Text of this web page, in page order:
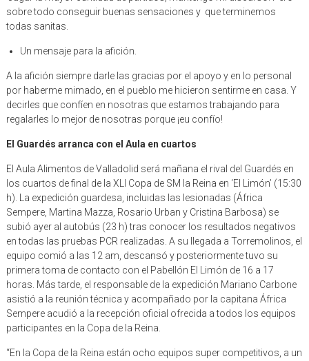
sobre todo conseguir buenas sensaciones y que terminemos
todas sanitas.
Un mensaje para la afición.
A la afición siempre darle las gracias por el apoyo y en lo personal
por haberme mimado, en el pueblo me hicieron sentirme en casa. Y
decirles que confíen en nosotras que estamos trabajando para
regalarles lo mejor de nosotras porque ¡eu confío!
El Guardés arranca con el Aula en cuartos
El Aula Alimentos de Valladolid será mañana el rival del Guardés en
los cuartos de final de la XLI Copa de SM la Reina en ‘El Limón’ (15:30
h). La expedición guardesa, incluidas las lesionadas (África
Sempere, Martina Mazza, Rosario Urban y Cristina Barbosa) se
subió ayer al autobús (23 h) tras conocer los resultados negativos
en todas las pruebas PCR realizadas. A su llegada a Torremolinos, el
equipo comió a las 12 am, descansó y posteriormente tuvo su
primera toma de contacto con el Pabellón El Limón de 16 a 17
horas. Más tarde, el responsable de la expedición Mariano Carbone
asistió a la reunión técnica y acompañado por la capitana África
Sempere acudió a la recepción oficial ofrecida a todos los equipos
participantes en la Copa de la Reina.
“En la Copa de la Reina están ocho equipos super competitivos, a un